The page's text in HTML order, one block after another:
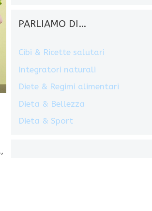
PARLIAMO DI…
Cibi & Ricette salutari
Integratori naturali
Diete & Regimi alimentari
Dieta & Bellezza
Dieta & Sport